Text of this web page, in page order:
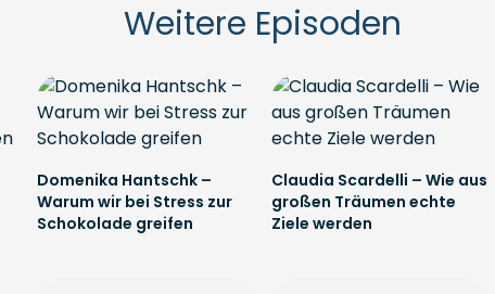
Weitere Episoden
Domenika Hantschk –
Warum wir bei Stress zur
Schokolade greifen
Claudia Scardelli – Wie aus
großen Träumen echte
Ziele werden